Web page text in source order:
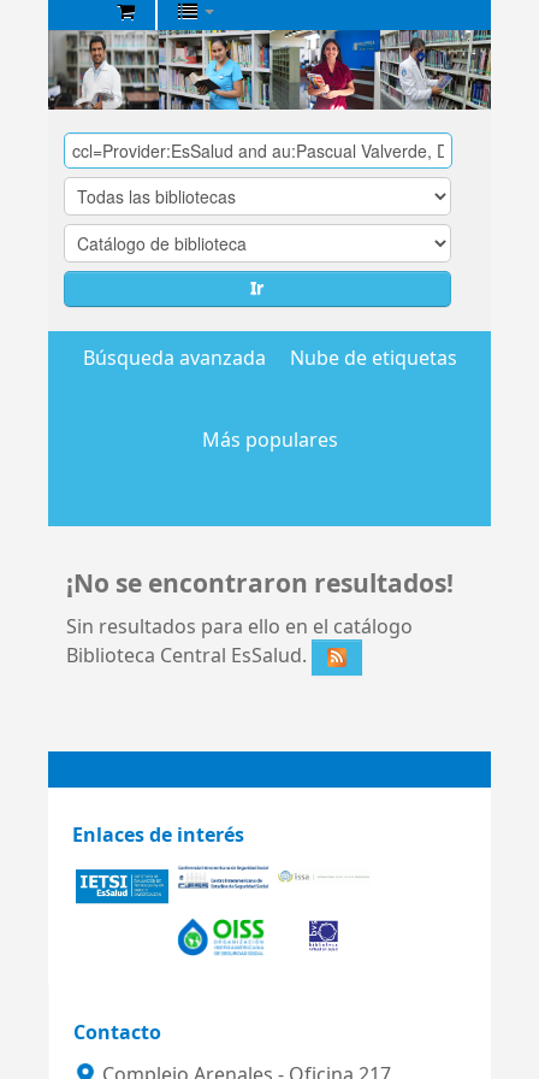
Biblioteca
Central
EsSalud
Ir
Búsqueda avanzada Nube de etiquetas
Más populares
¡No se encontraron resultados!
Sin resultados para ello en el catálogo
Biblioteca Central EsSalud.
Enlaces de interés
Contacto